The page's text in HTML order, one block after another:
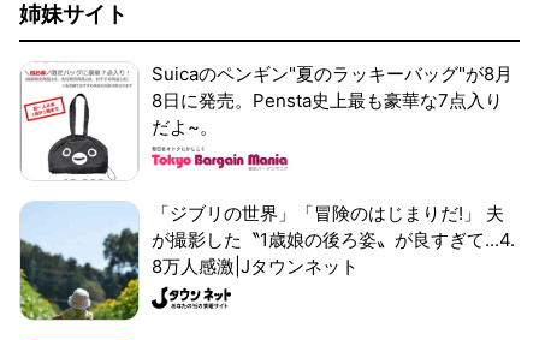
姉妹サイト
Suicaのペンギン"夏のラッキーバッグ"が8月
8日に発売。Pensta史上最も豪華な7点入り
だよ~。
「ジブリの世界」「冒険のはじまりだ!」 夫
が撮影した〝1歳娘の後ろ姿〟が良すぎて...4.
8万人感激|Jタウンネット